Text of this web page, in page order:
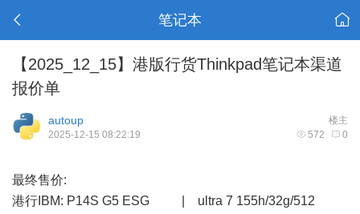
笔记本
【2025_12_15】港版行货Thinkpad笔记本渠道
报价单
楼主
autoup
572 0
2025-12-15 08:22:19
最终售价:
港行IBM: P14S G5 ESG | ultra 7 155h/32g/512